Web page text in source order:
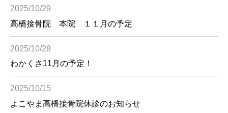
2025/10/29
高橋接骨院 本院 １１月の予定
2025/10/28
わかくさ11月の予定！
2025/10/15
よこやま高橋接骨院休診のお知らせ